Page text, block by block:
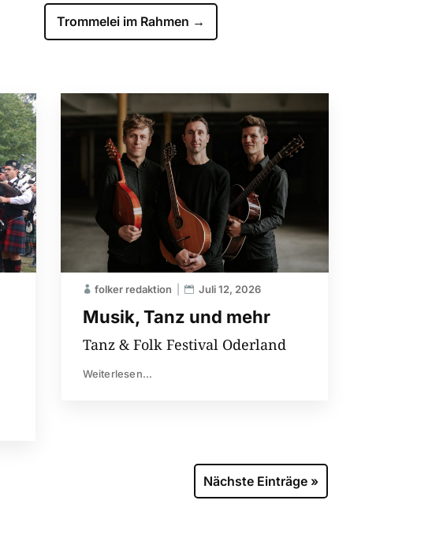
Trommelei im Rahmen →
Musik, Tanz und mehr
folker redaktion Juli 12, 2026
Tanz & Folk Festival Oderland
Weiterlesen...
Nächste Einträge »